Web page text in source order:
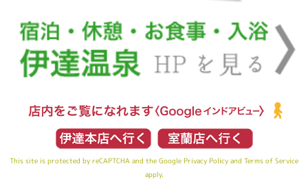
This site is protected by reCAPTCHA and the Google Privacy Policy and Terms of Service
apply.